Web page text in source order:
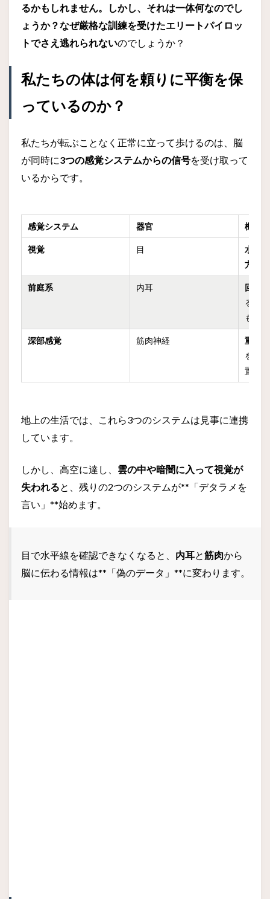
るかもしれません。しかし、それは一体何なのでし
ょうか？なぜ厳格な訓練を受けたエリートパイロッ
トでさえ逃れられないのでしょうか？
私たちの体は何を頼りに平衡を保
っているのか？
私たちが転ぶことなく正常に立って歩けるのは、脳
が同時に3つの感覚システムからの信号を受け取って
いるからです。
感覚システム 器官 機能
視覚 目
水平
方位
前庭系 内耳 回転
る、
もの
深部感覚 筋肉神経 重力
を閉
置が
地上の生活では、これら3つのシステムは見事に連携
しています。
しかし、高空に達し、 雲の中や暗闇に入って視覚が
失われる と、残りの2つのシステムが**「デタラメを
言い」**始めます。
目で水平線を確認できなくなると、 内耳と筋肉から
脳に伝わる情報は**「偽のデータ」**に変わります。